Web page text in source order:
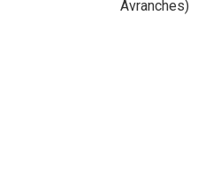
Avranches)